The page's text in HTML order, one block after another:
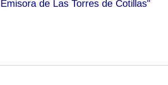
Emisora de Las Torres de Cotillas"